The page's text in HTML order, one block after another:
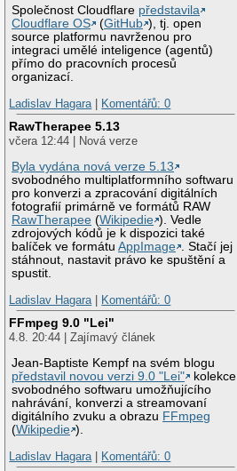
Společnost Cloudflare představila
Cloudflare OS
(GitHub ), tj. open
source platformu navrženou pro
integraci umělé inteligence (agentů)
přímo do pracovních procesů
organizací.
Ladislav Hagara
Komentářů: 0
RawTherapee 5.13
včera 12:44 | Nová verze
Byla vydána nová verze 5.13
svobodného multiplatformního softwaru
pro konverzi a zpracování digitálních
fotografií primárně ve formátů RAW
RawTherapee (Wikipedie ). Vedle
zdrojových kódů je k dispozici také
balíček ve formátuAppImage . Stačí jej
stáhnout, nastavit právo ke spuštění a
spustit.
Ladislav Hagara
Komentářů: 0
FFmpeg 9.0 "Lei"
4.8. 20:44 | Zajímavý článek
Jean-Baptiste Kempf na svém blogu
představil novou verzi 9.0 "Lei"
kolekce
svobodného softwaru umožňujícího
nahrávání, konverzi a streamovaní
digitálního zvuku a obrazu FFmpeg
(Wikipedie ).
Ladislav Hagara
Komentářů: 0